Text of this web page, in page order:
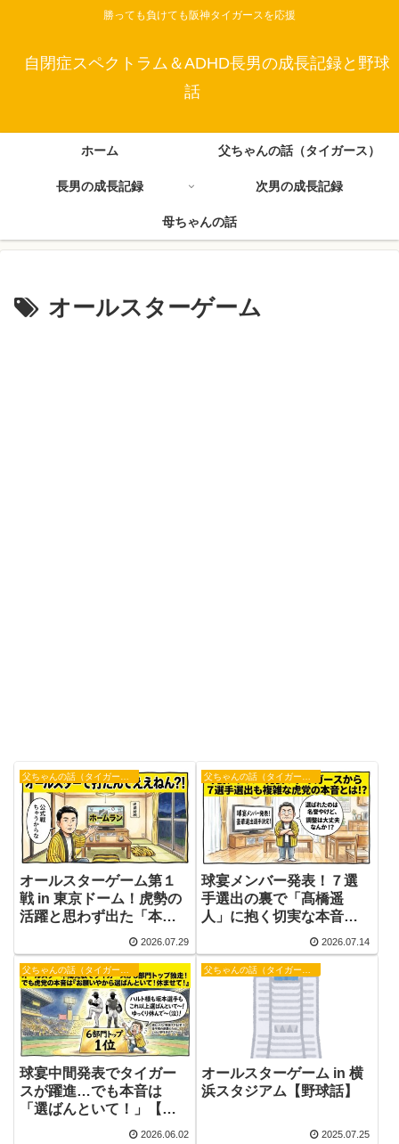
勝っても負けても阪神タイガースを応援
自閉症スペクトラム＆ADHD長男の成長記録と野球
話
ホーム 父ちゃんの話（タイガース）
長男の成長記録 次男の成長記録
母ちゃんの話
オールスターゲーム
父ちゃんの話（タイガース）
オールスターゲーム第１
戦 in 東京ドーム！虎勢の
活躍と思わず出た「本
2026.07.29
父ちゃんの話（タイガース）
球宴メンバー発表！７選
手選出の裏で「髙橋遥
人」に抱く切実な本音
2026.07.14
球宴中間発表でタイガー
スが躍進…でも本音は
「選ばんといて！」【野
2026.06.02
オールスターゲーム in 横
浜スタジアム【野球話】
2025.07.25